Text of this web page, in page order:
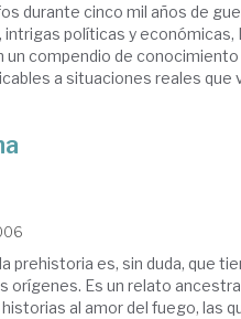
durante cinco mil años de
políticas y económicas,
compendio de conocimiento
a situaciones reales que
prehistoria es, sin duda, que
orígenes. Es un relato
al amor del fuego, las